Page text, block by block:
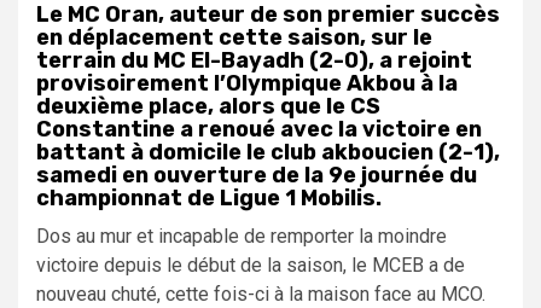
Le MC Oran, auteur de son premier succès
en déplacement cette saison, sur le
terrain du MC El-Bayadh (2-0), a rejoint
provisoirement l’Olympique Akbou à la
deuxième place, alors que le CS
Constantine a renoué avec la victoire en
battant à domicile le club akboucien (2-1),
samedi en ouverture de la 9e journée du
championnat de Ligue 1 Mobilis.
Dos au mur et incapable de remporter la moindre
victoire depuis le début de la saison, le MCEB a de
nouveau chuté, cette fois-ci à la maison face au MCO.